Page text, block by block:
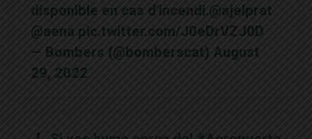
disponible en cas d’incendi.@ajelprat
@aena pic.twitter.com/J0eDrVZJ0D
— Bombers (@bomberscat) August
29, 2022